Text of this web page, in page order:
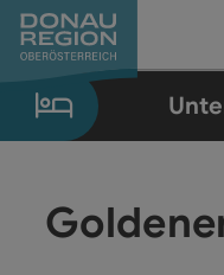
Zum Inhalt
Zur Navigation
Zum Seitenanfang
Zur Kontaktseite
Zum Impressum
Zur Startseite